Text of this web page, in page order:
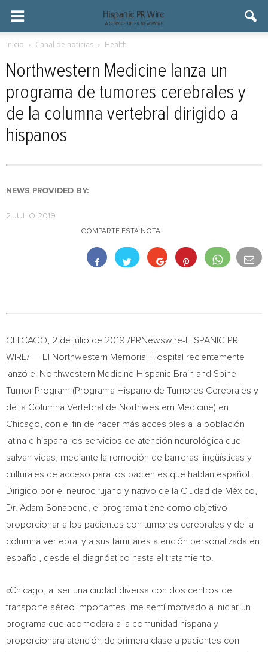
Inicio Canal de noticias Health
Northwestern Medicine lanza un
programa de tumores cerebrales y
de la columna vertebral dirigido a
hispanos
NEWS PROVIDED BY:
2 JULIO 2019
COMPARTE ESTA NOTA
CHICAGO , 2 de julio de 2019 /PRNewswire-HISPANIC PR
WIRE/ — El Northwestern Memorial Hospital recientemente
lanzó el Northwestern Medicine Hispanic Brain and Spine
Tumor Program (Programa Hispano de Tumores Cerebrales y
de la Columna Vertebral de Northwestern Medicine) en
Chicago , con el fin de hacer más accesibles a la población
latina e hispana los servicios de atención neurológica que
salvan vidas, mediante la remoción de barreras lingüísticas y
culturales de acceso para los pacientes que hablan español.
Dirigido por el neurocirujano y nativo de la Ciudad de México,
Dr. Adam Sonabend
, el programa tiene como objetivo
proporcionar a los pacientes con tumores cerebrales y de la
columna vertebral y a sus familiares atención personalizada en
español, desde el diagnóstico hasta el tratamiento.
«Chicago , al ser una ciudad diversa con dos centros de
transporte aéreo importantes, me sentí motivado a iniciar un
programa que acomodara a la comunidad hispana y
proporcionara atención de primera clase a pacientes con